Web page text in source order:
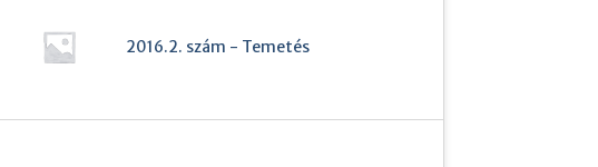
2016.2. szám - Temetés